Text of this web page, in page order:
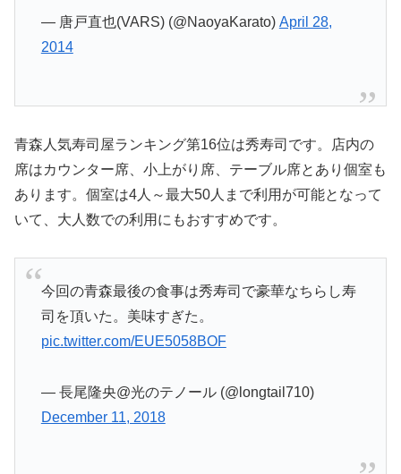
— 唐戸直也(VARS) (@NaoyaKarato) April 28,
2014
青森人気寿司屋ランキング第16位は秀寿司です。店内の
席はカウンター席、小上がり席、テーブル席とあり個室も
あります。個室は4人～最大50人まで利用が可能となって
いて、大人数での利用にもおすすめです。
今回の青森最後の食事は秀寿司で豪華なちらし寿
司を頂いた。美味すぎた。
pic.twitter.com/EUE5058BOF
— 長尾隆央@光のテノール (@longtail710)
December 11, 2018